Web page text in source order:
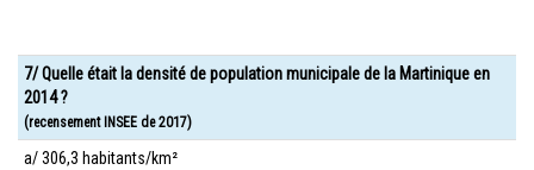
7/ Quelle était la densité de population municipale de la Martinique en
2014 ?
(recensement INSEE de 2017)
a/ 306,3 habitants/km²